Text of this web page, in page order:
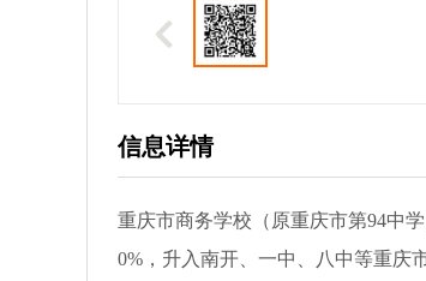
信息详情
重庆市商务学校（原重庆市第94中
0%，升入南开、一中、八中等重